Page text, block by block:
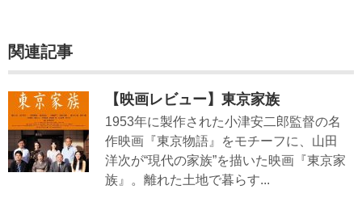
関連記事
【映画レビュー】東京家族
1953年に製作された小津安二郎監督の名
作映画『東京物語』をモチーフに、山田
洋次が“現代の家族”を描いた映画『東京家
族』。離れた土地で暮らす...